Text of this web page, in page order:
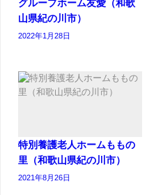
グループホーム友愛（和歌
山県紀の川市）
2022年1月28日
特別養護老人ホームももの
里（和歌山県紀の川市）
2021年8月26日